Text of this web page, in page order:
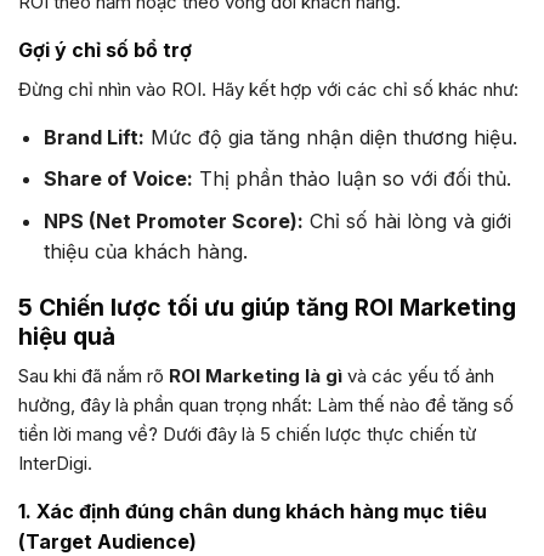
Gợi ý chỉ số bổ trợ
Đừng chỉ nhìn vào ROI. Hãy kết hợp với các chỉ số khác như:
Brand Lift: Mức độ gia tăng nhận diện thương hiệu.
Share of Voice: Thị phần thảo luận so với đối thủ.
NPS (Net Promoter Score): Chỉ số hài lòng và giới
thiệu của khách hàng.
5 Chiến lược tối ưu giúp tăng ROI Marketing
hiệu quả
Sau khi đã nắm rõ ROI Marketing là gì và các yếu tố ảnh
hưởng, đây là phần quan trọng nhất: Làm thế nào để tăng số
tiền lời mang về? Dưới đây là 5 chiến lược thực chiến từ
InterDigi.
1. Xác định đúng chân dung khách hàng mục tiêu
(Target Audience)